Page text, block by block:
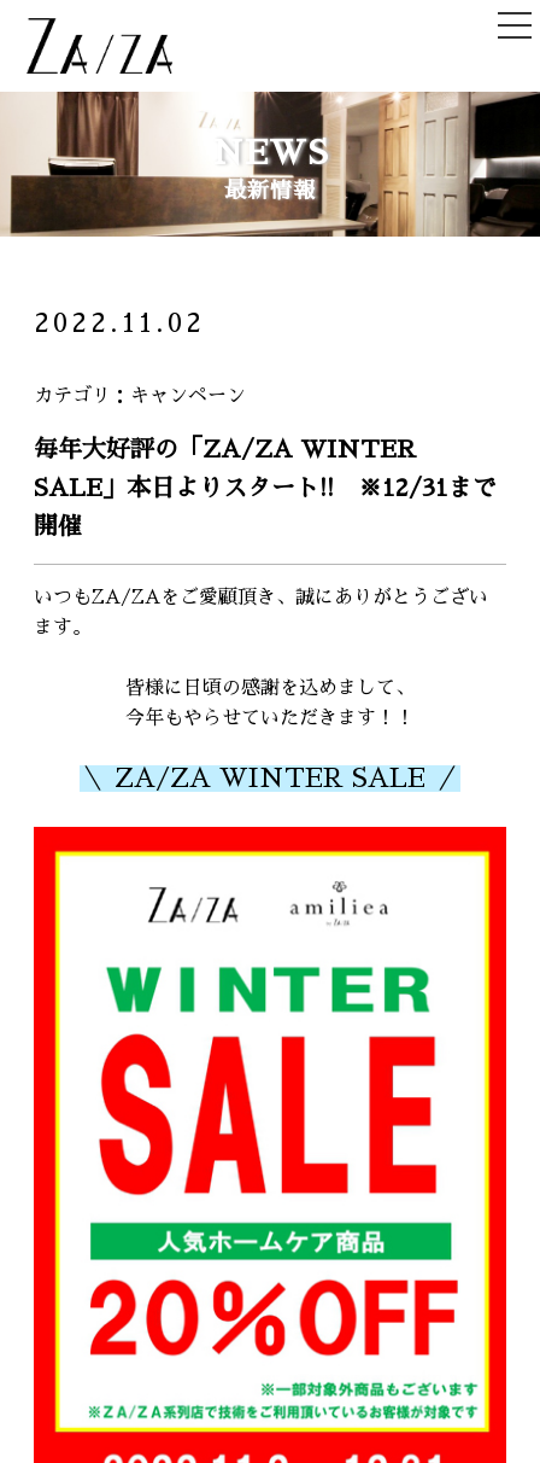
トップ
NEWS＆TOPICS
ニュース＆記事
SHOPLIST
店舗一覧
NEWS
最新情報
2022.11.02
カテゴリ キャンペーン
毎年大好評の「ZA/ZA WINTER
SALE」本日よりスタート!! ※12/31まで
開催
いつもZA/ZAをご愛顧頂き、誠にありがとうござい
ます。
皆様に日頃の感謝を込めまして、
今年もやらせていただきます！！
＼ ZA/ZA WINTER SALE ／